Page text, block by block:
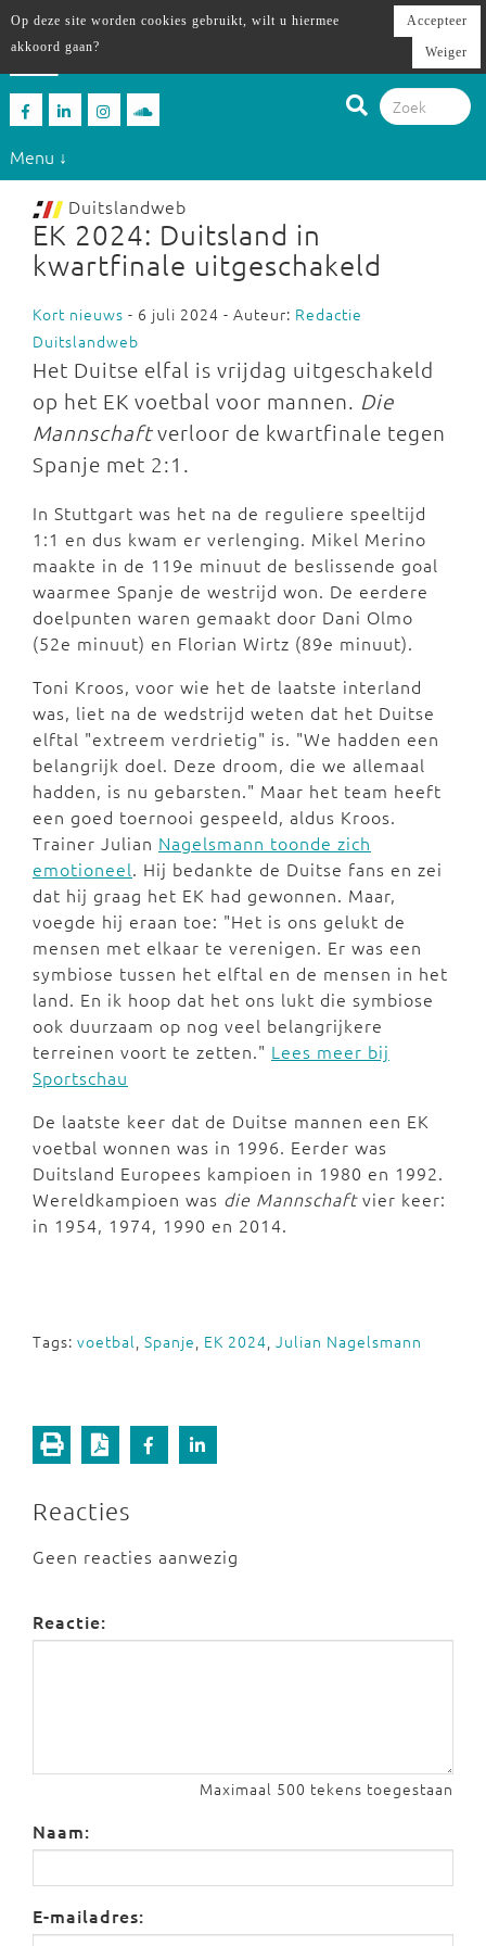
Menu ↓
Duitslandweb
EK 2024: Duitsland in
kwartfinale uitgeschakeld
Kort nieuws - 6 juli 2024 - Auteur: Redactie
Duitslandweb
Het Duitse elfal is vrijdag uitgeschakeld
op het EK voetbal voor mannen. Die
Mannschaftverloor de kwartfinale tegen
Spanje met 2:1.
In Stuttgart was het na de reguliere speeltijd
1:1 en dus kwam er verlenging. Mikel Merino
maakte in de 119e minuut de beslissende goal
waarmee Spanje de westrijd won. De eerdere
doelpunten waren gemaakt door Dani Olmo
(52e minuut) en Florian Wirtz (89e minuut).
Toni Kroos, voor wie het de laatste interland
was, liet na de wedstrijd weten dat het Duitse
elftal "extreem verdrietig" is. "We hadden een
belangrijk doel. Deze droom, die we allemaal
hadden, is nu gebarsten." Maar het team heeft
een goed toernooi gespeeld, aldus Kroos.
Trainer Julian Nagelsmann toonde zich
emotioneel. Hij bedankte de Duitse fans en zei
dat hij graag het EK had gewonnen. Maar,
voegde hij eraan toe: "Het is ons gelukt de
mensen met elkaar te verenigen. Er was een
symbiose tussen het elftal en de mensen in het
land. En ik hoop dat het ons lukt die symbiose
ook duurzaam op nog veel belangrijkere
terreinen voort te zetten." Lees meer bij
Sportschau
De laatste keer dat de Duitse mannen een EK
voetbal wonnen was in 1996. Eerder was
Duitsland Europees kampioen in 1980 en 1992.
Wereldkampioen was die Mannschaftvier keer:
in 1954, 1974, 1990 en 2014.
Tags: voetbal, Spanje, EK 2024, Julian Nagelsmann
Reacties
Geen reacties aanwezig
Reactie:
Maximaal 500 tekens toegestaan
Naam:
E-mailadres:
Op deze site worden cookies gebruikt, wilt u hiermee
akkoord gaan?
Accepteer
Weiger